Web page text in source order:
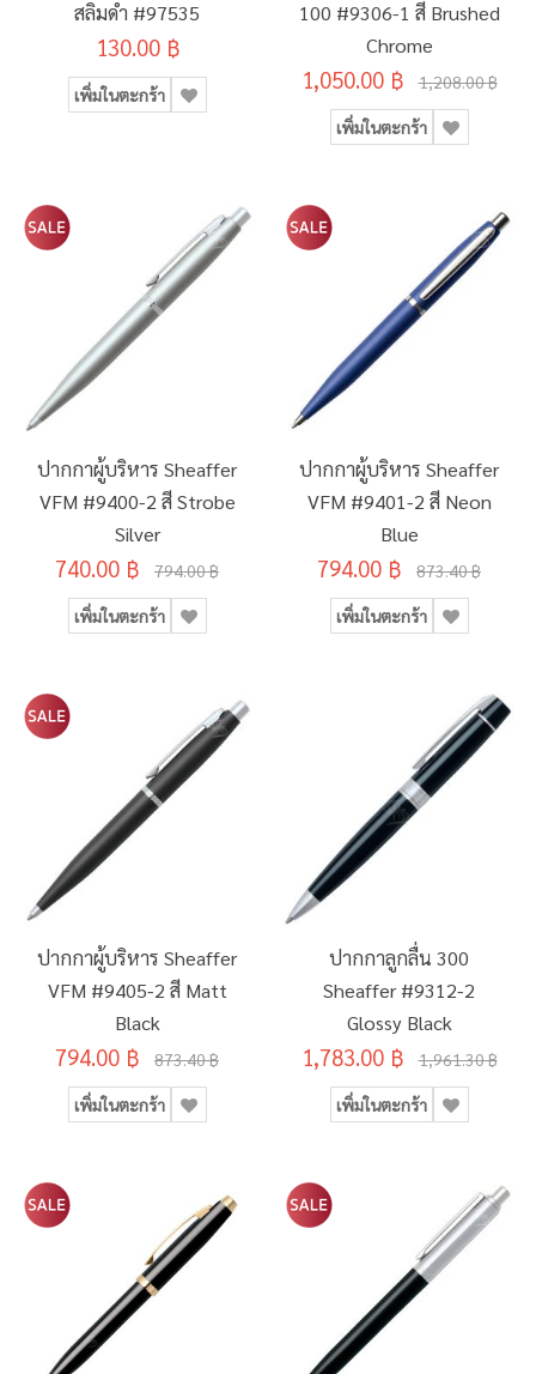
สลิมดำ #97535
130.00 ฿
เพิ่มในตะกร้า
100 #9306-1 สี Brushed
Chrome
1,050.00 ฿ 1,208.00 ฿
เพิ่มในตะกร้า
ปากกาผู้บริหาร Sheaffer
VFM #9400-2 สี Strobe
Silver
740.00 ฿ 794.00 ฿
เพิ่มในตะกร้า
ปากกาผู้บริหาร Sheaffer
VFM #9401-2 สี Neon
Blue
794.00 ฿ 873.40 ฿
เพิ่มในตะกร้า
ปากกาผู้บริหาร Sheaffer
VFM #9405-2 สี Matt
Black
794.00 ฿ 873.40 ฿
เพิ่มในตะกร้า
ปากกาลูกลื่น 300
Sheaffer #9312-2
Glossy Black
1,783.00 ฿ 1,961.30 ฿
เพิ่มในตะกร้า